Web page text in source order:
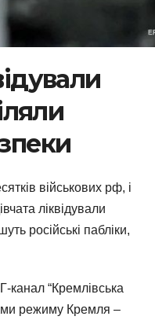
військових рф, і
ліквідували
російські пабліки,
канал “Кремлівська
режиму Кремля –